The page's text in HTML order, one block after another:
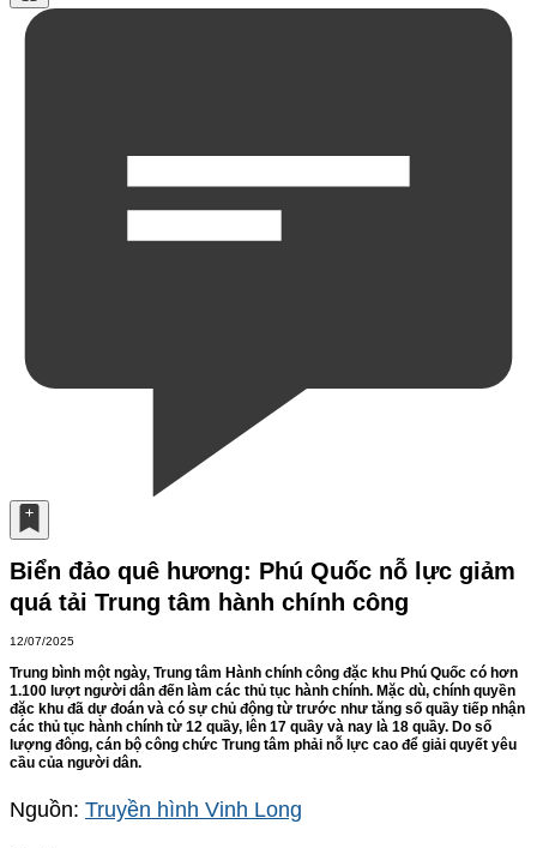
Biển đảo quê hương: Phú Quốc nỗ lực giảm
quá tải Trung tâm hành chính công
12/07/2025
Trung bình một ngày, Trung tâm Hành chính công đặc khu Phú Quốc có hơn
1.100 lượt người dân đến làm các thủ tục hành chính. Mặc dù, chính quyền
đặc khu đã dự đoán và có sự chủ động từ trước như tăng số quầy tiếp nhận
các thủ tục hành chính từ 12 quầy, lên 17 quầy và nay là 18 quầy. Do số
lượng đông, cán bộ công chức Trung tâm phải nỗ lực cao để giải quyết yêu
cầu của người dân.
Nguồn: Truyền hình Vinh Long